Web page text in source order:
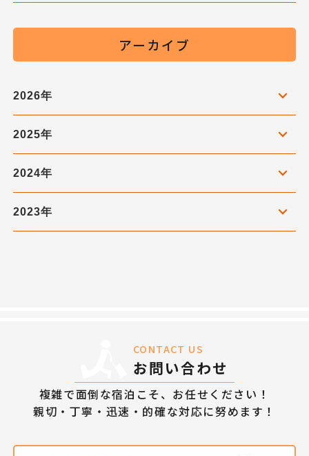
アーカイブ
2026年
2025年
2024年
2023年
CONTACT US
お問い合わせ
複雑で面倒な宿泊こそ、お任せください！
親切・丁寧・迅速・的確な対応に努めます！